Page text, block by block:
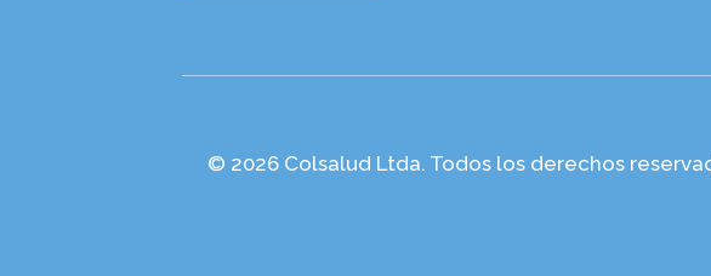
© 2026 Colsalud Ltda. Todos los derechos